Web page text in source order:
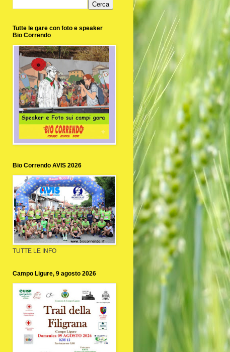
Tutte le gare con foto e speaker
Bio Correndo
Bio Correndo AVIS 2026
TUTTE LE INFO
Campo Ligure, 9 agosto 2026